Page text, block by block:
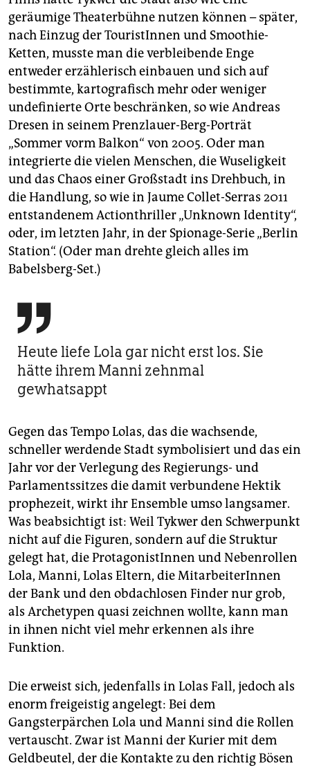
geräumige Theaterbühne nutzen können – später,
nach Einzug der TouristInnen und Smoothie-
Ketten, musste man die verbleibende Enge
entweder erzählerisch einbauen und sich auf
bestimmte, kartografisch mehr oder weniger
undefinierte Orte beschränken, so wie Andreas
Dresen in seinem Prenzlauer-Berg-Porträt
„Sommer vorm Balkon“ von 2005. Oder man
integrierte die vielen Menschen, die Wuseligkeit
und das Chaos einer Großstadt ins Drehbuch, in
die Handlung, so wie in Jaume Collet-Serras 2011
entstandenem Actionthriller „Unknown Identity“,
oder, im letzten Jahr, in der Spionage-Serie „Berlin
Station“. (Oder man drehte gleich alles im
Babelsberg-Set.)

Heute liefe Lola gar nicht erst los. Sie
hätte ihrem Manni zehnmal
gewhatsappt
Gegen das Tempo Lolas, das die wachsende,
schneller werdende Stadt symbolisiert und das ein
Jahr vor der Verlegung des Regierungs- und
Parlamentssitzes die damit verbundene Hektik
prophezeit, wirkt ihr Ensemble umso langsamer.
Was beabsichtigt ist: Weil Tykwer den Schwerpunkt
nicht auf die Figuren, sondern auf die Struktur
gelegt hat, die ProtagonistInnen und Nebenrollen
Lola, Manni, Lolas Eltern, die MitarbeiterInnen
der Bank und den obdachlosen Finder nur grob,
als Archetypen quasi zeichnen wollte, kann man
in ihnen nicht viel mehr erkennen als ihre
Funktion.
Die erweist sich, jedenfalls in Lolas Fall, jedoch als
enorm freigeistig angelegt: Bei dem
Gangsterpärchen Lola und Manni sind die Rollen
vertauscht. Zwar ist Manni der Kurier mit dem
Geldbeutel, der die Kontakte zu den richtig Bösen